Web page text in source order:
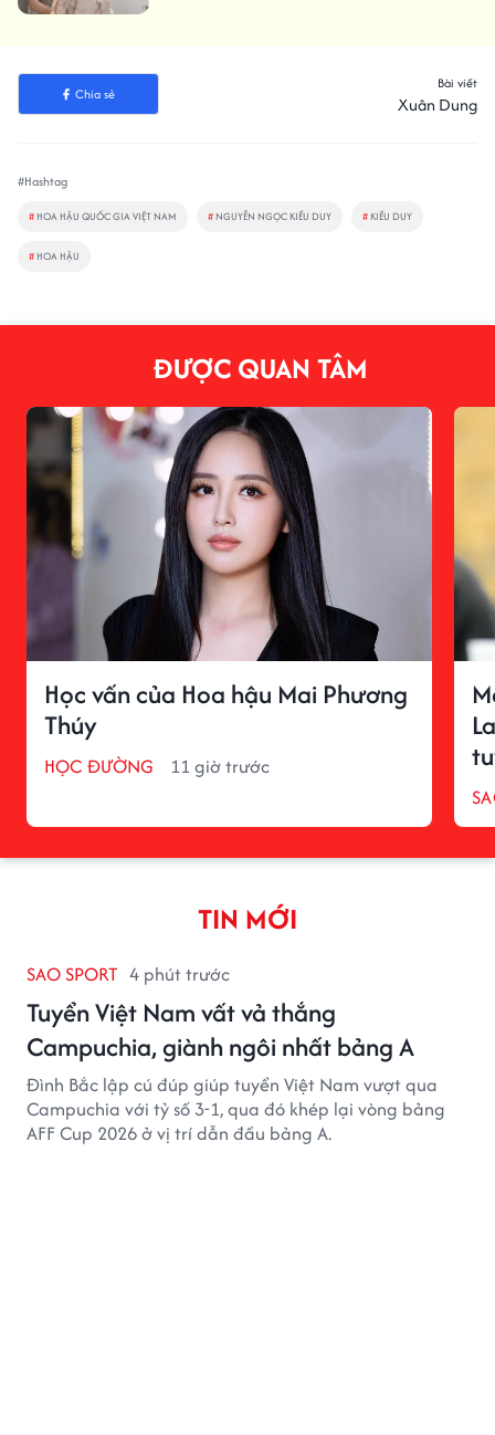
Chia sẻ
Bài viết
Xuân Dung
#Hashtag
# HOA HẬU QUỐC GIA VIỆT NAM # NGUYỄN NGỌC KIỀU DUY # KIỀU DUY
# HOA HẬU
ĐƯỢC QUAN TÂM
Học vấn của Hoa hậu Mai Phương
Thúy
HỌC ĐƯỜNG 11 giờ trước
TIN MỚI
SAO SPORT 4 phút trước
Tuyển Việt Nam vất vả thắng
Campuchia, giành ngôi nhất bảng A
Đình Bắc lập cú đúp giúp tuyển Việt Nam vượt qua
Campuchia với tỷ số 3-1, qua đó khép lại vòng bảng
AFF Cup 2026 ở vị trí dẫn đầu bảng A.